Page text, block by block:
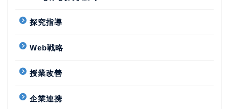
探究指導
Web戦略
授業改善
企業連携